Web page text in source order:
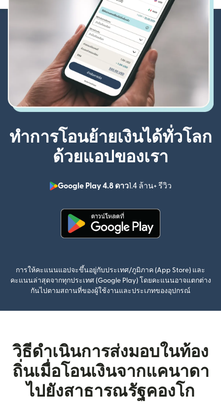
ทำการโอนย้ายเงินได้ทั่วโลก
ด้วยแอปของเรา
Google Play 4.8 ดาว1.4 ล้าน+ รีวิว
(เปิดในหน้าต่
การให้คะแนนแอปจะขึ้นอยู่กับประเทศ/ภูมิภาค (App Store) และ
คะแนนล่าสุดจากทุกประเทศ (Google Play) โดยคะแนนอาจแตกต่าง
กันไปตามสถานที่ของผู้ใช้งานและประเภทของอุปกรณ์
วิธีดำเนินการส่งมอบในท้อง
ถิ่นเมื่อโอนเงินจากแคนาดา
ไปยังสาธารณรัฐคองโก